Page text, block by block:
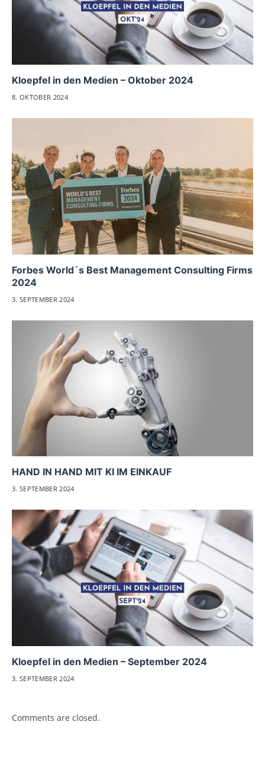
Kloepfel in den Medien – Oktober 2024
8. OKTOBER 2024
Forbes World´s Best Management Consulting Firms
2024
3. SEPTEMBER 2024
HAND IN HAND MIT KI IM EINKAUF
3. SEPTEMBER 2024
Kloepfel in den Medien – September 2024
3. SEPTEMBER 2024
Comments are closed.